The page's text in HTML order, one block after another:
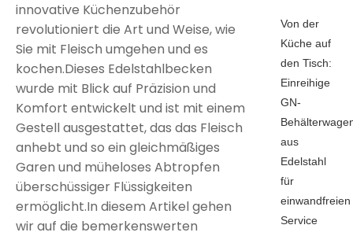
innovative Küchenzubehör
revolutioniert die Art und Weise, wie
Sie mit Fleisch umgehen und es
kochen.Dieses Edelstahlbecken
wurde mit Blick auf Präzision und
Komfort entwickelt und ist mit einem
Gestell ausgestattet, das das Fleisch
anhebt und so ein gleichmäßiges
Garen und müheloses Abtropfen
überschüssiger Flüssigkeiten
ermöglicht.In diesem Artikel gehen
wir auf die bemerkenswerten
Von der
Küche auf
den Tisch:
Einreihige
GN-
aus
Edelstahl
für
einwandfreien
Service